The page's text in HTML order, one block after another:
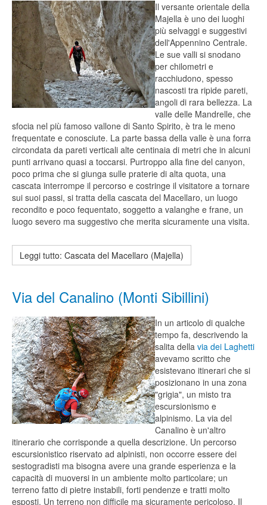
Il versante orientale della
Majella è uno dei luoghi
più selvaggi e suggestivi
dell'Appennino Centrale.
Le sue valli si snodano
per chilometri e
racchiudono, spesso
nascosti tra ripide pareti,
angoli di rara bellezza. La
valle delle Mandrelle, che
sfocia nel più famoso vallone di Santo Spirito, è tra le meno
frequentate e conosciute. La parte bassa della valle è una forra
circondata da pareti verticali alte centinaia di metri che in alcuni
punti arrivano quasi a toccarsi. Purtroppo alla fine del canyon,
poco prima che si giunga sulle praterie di alta quota, una
cascata interrompe il percorso e costringe il visitatore a tornare
sui suoi passi, si tratta della cascata del Macellaro, un luogo
recondito e poco fequentato, soggetto a valanghe e frane, un
luogo severo ma suggestivo che merita sicuramente una visita.
Leggi tutto: Cascata del Macellaro (Majella)
Via del Canalino (Monti Sibillini)
In un articolo di qualche
tempo fa, descrivendo la
salita della via dei Laghetti
avevamo scritto che
esistevano itinerari che si
posizionano in una zona
"grigia", un misto tra
escursionismo e
alpinismo. La via del
Canalino è un'altro
itinerario che corrisponde a quella descrizione. Un percorso
escursionistico riservato ad alpinisti, non occorre essere dei
sestogradisti ma bisogna avere una grande esperienza e la
capacità di muoversi in un ambiente molto particolare; un
terreno fatto di pietre instabili, forti pendenze e tratti molto
esposti. Un terreno non difficile ma sicuramente pericoloso. Il